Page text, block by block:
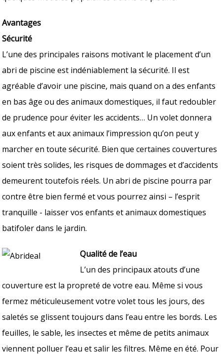
Avantages
Sécurité
L’une des principales raisons motivant le placement d’un
abri de piscine est indéniablement la sécurité. Il est
agréable d’avoir une piscine, mais quand on a des enfants
en bas âge ou des animaux domestiques, il faut redoubler
de prudence pour éviter les accidents… Un volet donnera
aux enfants et aux animaux l’impression qu’on peut y
marcher en toute sécurité. Bien que certaines couvertures
soient très solides, les risques de dommages et d’accidents
demeurent toutefois réels. Un abri de piscine pourra par
contre être bien fermé et vous pourrez ainsi – l’esprit
tranquille - laisser vos enfants et animaux domestiques
batifoler dans le jardin.
Qualité de l’eau
L’un des principaux atouts d’une
couverture est la propreté de votre eau. Même si vous
fermez méticuleusement votre volet tous les jours, des
saletés se glissent toujours dans l’eau entre les bords. Les
feuilles, le sable, les insectes et même de petits animaux
viennent polluer l’eau et salir les filtres. Même en été. Pour